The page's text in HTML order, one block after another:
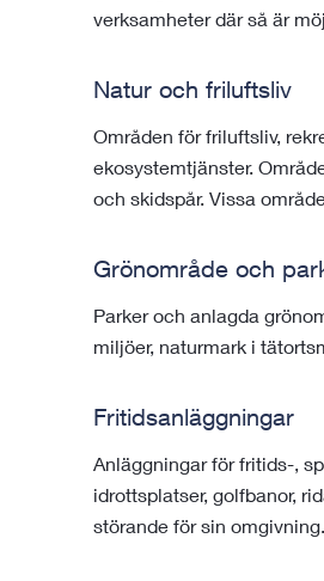
verksamheter där så är
Natur och friluftsliv
Områden för friluftsliv,
ekosystemtjänster.
och skidspår. Vissa
Grönområde och
Parker och anlagda
miljöer, naturmark i
Fritidsanläggningar
Anläggningar för fritids-,
idrottsplatser, golfbanor,
störande för sin omgivning.